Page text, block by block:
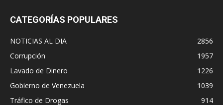
CATEGORÍAS POPULARES
NOTICIAS AL DIA
2856
Corrupción
1957
Lavado de Dinero
1226
Gobierno de Venezuela
1039
Tráfico de Drogas
914